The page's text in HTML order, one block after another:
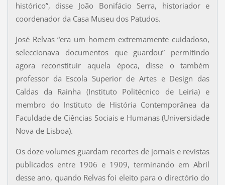
histórico”, disse João Bonifácio Serra, historiador e
coordenador da Casa Museu dos Patudos.
José Relvas “era um homem extremamente cuidadoso,
seleccionava documentos que guardou” permitindo
agora reconstituir aquela época, disse o também
professor da Escola Superior de Artes e Design das
Caldas da Rainha (Instituto Politécnico de Leiria) e
membro do Instituto de História Contemporânea da
Faculdade de Ciências Sociais e Humanas (Universidade
Nova de Lisboa).
Os doze volumes guardam recortes de jornais e revistas
publicados entre 1906 e 1909, terminando em Abril
desse ano, quando Relvas foi eleito para o directório do